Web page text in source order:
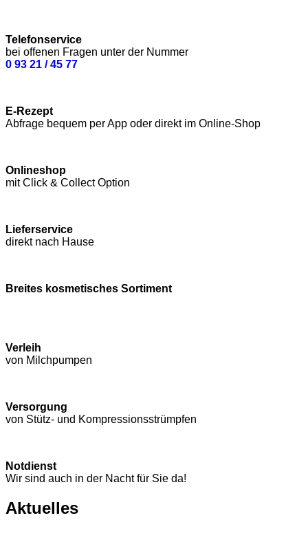
Telefonservice
bei offenen Fragen unter der Nummer
0 93 21 / 45 77
E-Rezept
Abfrage bequem per App oder direkt im Online-Shop
Onlineshop
mit Click & Collect Option
Lieferservice
direkt nach Hause
Breites kosmetisches Sortiment
Verleih
von Milchpumpen
Versorgung
von Stütz- und Kompressions­strümpfen
Notdienst
Wir sind auch in der Nacht für Sie da!
Aktuelles